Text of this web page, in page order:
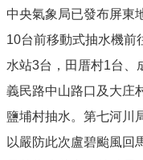
中央氣象局已發布屏東
10台前移動式抽水機前
水站3台，田厝村1台、
義民路中山路口及大庄
鹽埔村抽水。第七河川
以嚴防此次盧碧颱風回